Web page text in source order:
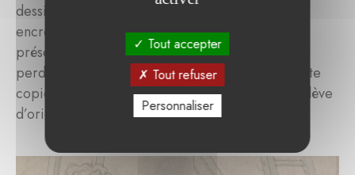
dessin de l’atelier de Rosso Fiorentino, plume et
encre brune, lavis brun sur traits de sanguine,
présenté comme une copie d’après un original
perdu de Rosso (une Pietà). Stylistiquement, cette
copie pourrait être l’œuvre de Léonard Thiry, élève
d’origine flamande du maître.
Tout accepter
Tout refuser
Personnaliser